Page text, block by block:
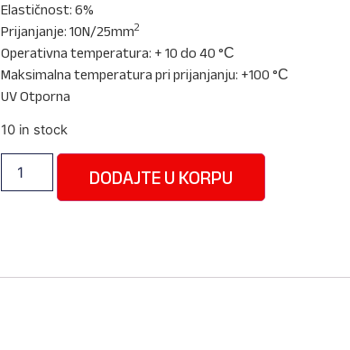
Elastičnost: 6%
Prijanjanje: 10N/25mm2
Operativna temperatura: + 10 do 40 °С
Maksimalna temperatura pri prijanjanju: +100 °С
UV Otporna
10 in stock
DODAJTE U KORPU